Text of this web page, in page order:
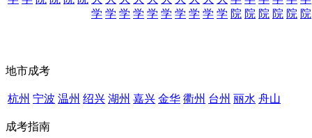
学 学 学 学 学 学 学 学 学 学 院 院 院 院 院 院
地市成考
杭州 宁波 温州 绍兴 湖州 嘉兴 金华 衢州 台州 丽水 舟山
成考指南